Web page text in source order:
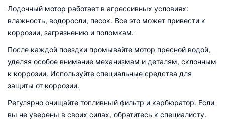
Лодочный мотор работает в агрессивных условиях:
влажность, водоросли, песок. Все это может привести к
коррозии, загрязнению и поломкам.
После каждой поездки промывайте мотор пресной водой,
уделяя особое внимание механизмам и деталям, склонным
к коррозии. Используйте специальные средства для
защиты от коррозии.
Регулярно очищайте топливный фильтр и карбюратор. Если
вы не уверены в своих силах, обратитесь к специалисту.